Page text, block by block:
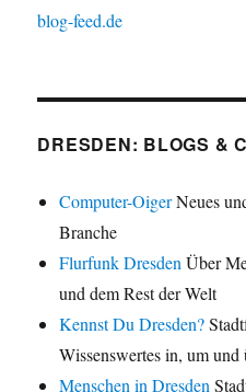
blog-feed.de
DRESDEN: BLOGS &
Computer-OigerNeues
Branche
Flurfunk DresdenÜber
und dem Rest der Welt
Kennst Du Dresden?
Wissenswertes in, um und
Menschen in Dresden